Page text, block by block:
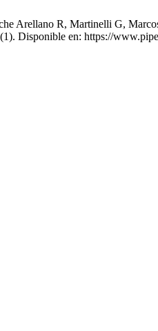
Arellano R, Martinelli G,
Disponible en: https://